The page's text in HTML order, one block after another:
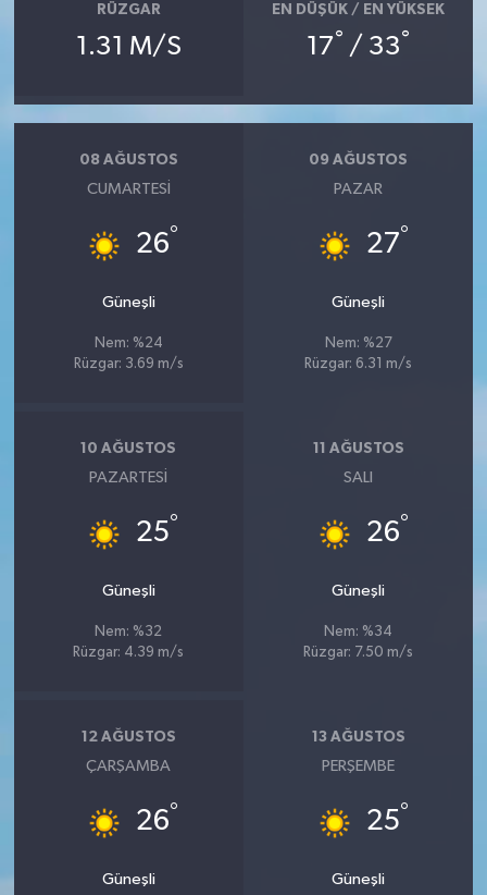
RÜZGAR
1.31 M/S
EN DÜŞÜK / EN YÜKSEK
17° / 33°
08 AĞUSTOS
CUMARTESI
26°
Güneşli
Nem: %24
Rüzgar: 3.69 m/s
09 AĞUSTOS
PAZAR
27°
Güneşli
Nem: %27
Rüzgar: 6.31 m/s
10 AĞUSTOS
PAZARTESI
25°
Güneşli
Nem: %32
Rüzgar: 4.39 m/s
11 AĞUSTOS
SALI
26°
Güneşli
Nem: %34
Rüzgar: 7.50 m/s
12 AĞUSTOS
ÇARŞAMBA
26°
Güneşli
13 AĞUSTOS
PERŞEMBE
25°
Güneşli